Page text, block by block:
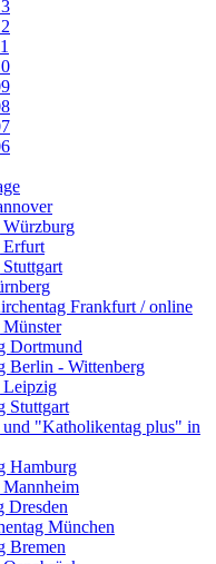
Erfurt
Frankfurt / online
Dortmund
Berlin - Wittenberg
Leipzig
Stuttgart
"Katholikentag plus" in
Hamburg
Dresden
München
Bremen